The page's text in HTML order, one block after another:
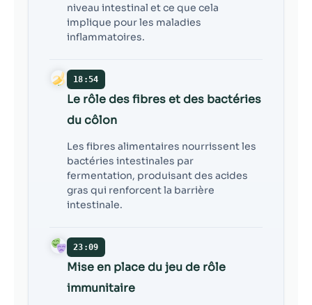
niveau intestinal et ce que cela
implique pour les maladies
inflammatoires.
18:54
Le rôle des fibres et des bactéries
du côlon
Les fibres alimentaires nourrissent les
bactéries intestinales par
fermentation, produisant des acides
gras qui renforcent la barrière
intestinale.
23:09
Mise en place du jeu de rôle
immunitaire